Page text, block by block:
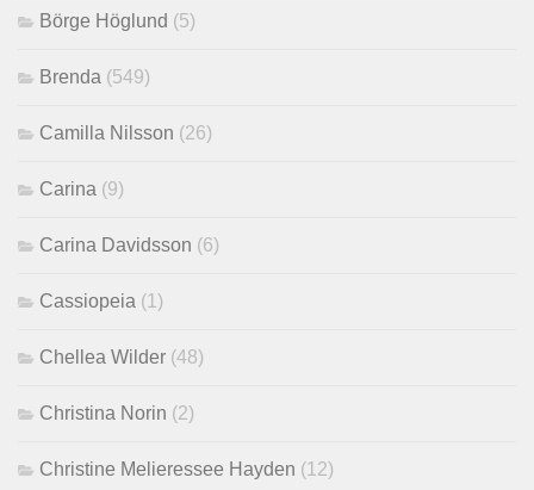
Börge Höglund (5)
Brenda (549)
Camilla Nilsson (26)
Carina (9)
Carina Davidsson (6)
Cassiopeia (1)
Chellea Wilder (48)
Christina Norin (2)
Christine Melieressee Hayden (12)